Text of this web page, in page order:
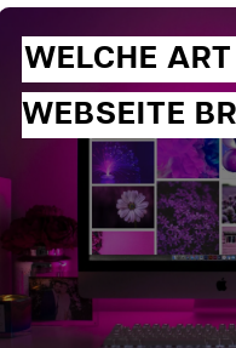
WELCHE
WEBSEITE